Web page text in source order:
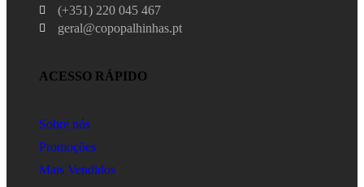
(+351) 220 045 467
geral@copopalhinhas.pt
ACESSO RÁPIDO
Sobre nós
Promoções
Mais Vendidos